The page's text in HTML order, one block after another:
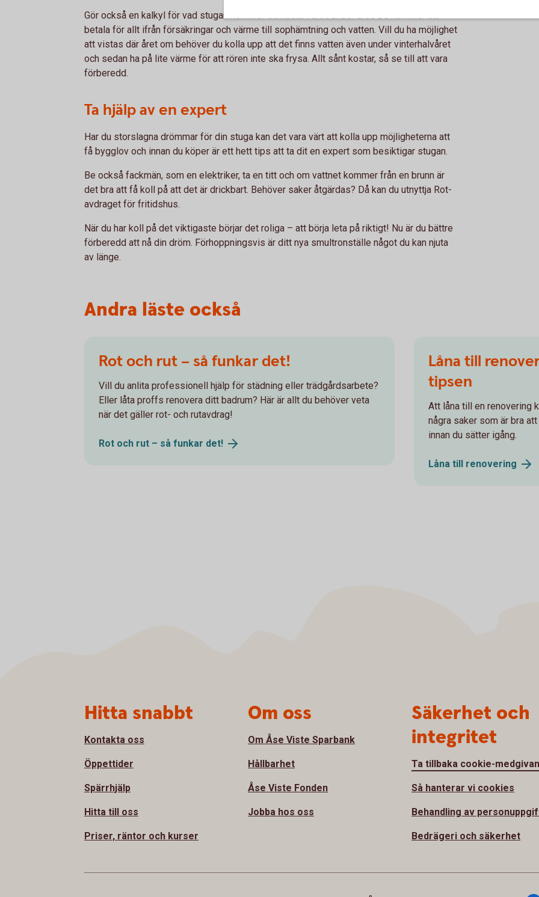
Gör också en kalkyl för vad stugan kommer att kosta i drift under året. Du kommer att
betala för allt ifrån försäkringar och värme till sophämtning och vatten. Vill du ha möjlighet
att vistas där året om behöver du kolla upp att det finns vatten även under vinterhalvåret
och sedan ha på lite värme för att rören inte ska frysa. Allt sånt kostar, så se till att vara
förberedd.
Ta hjälp av en expert
Har du storslagna drömmar för din stuga kan det vara värt att kolla upp möjligheterna att
få bygglov och innan du köper är ett hett tips att ta dit en expert som besiktigar stugan.
Be också fackmän, som en elektriker, ta en titt och om vattnet kommer från en brunn är
det bra att få koll på att det är drickbart. Behöver saker åtgärdas? Då kan du utnyttja Rot-
avdraget för fritidshus.
När du har koll på det viktigaste börjar det roliga – att börja leta på riktigt! Nu är du bättre
förberedd att nå din dröm. Förhoppningsvis är ditt nya smultronställe något du kan njuta
av länge.
Andra läste också
Rot och rut – så funkar det!
Vill du anlita professionell hjälp för städning eller trädgårdsarbete?
Eller låta proffs renovera ditt badrum? Här är allt du behöver veta
när det gäller rot- och rutavdrag!
Rot och rut – så funkar det!
Låna till
tipsen
Att låna till en renovering
några saker som är bra
innan du sätter igång.
Låna till renovering
Hitta snabbt
Kontakta oss
Öppettider
Spärrhjälp
Hitta till oss
Priser, räntor och kurser
Om oss
Om Åse Viste Sparbank
Hållbarhet
Åse Viste Fonden
Jobba hos oss
Säkerhet och
integritet
Ta tillbaka cookie-
Så hanterar vi cookies
Behandling av
Bedrägeri och säkerhet